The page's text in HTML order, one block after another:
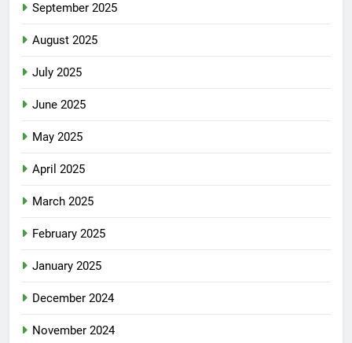
September 2025
August 2025
July 2025
June 2025
May 2025
April 2025
March 2025
February 2025
January 2025
December 2024
November 2024